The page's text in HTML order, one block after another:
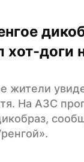
хот-доги
жители
На АЗС